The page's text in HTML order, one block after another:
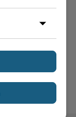
R S T